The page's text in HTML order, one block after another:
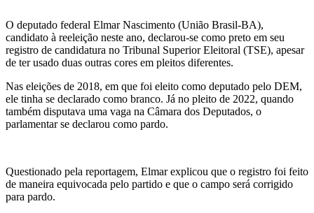
O deputado federal Elmar Nascimento (União Brasil-BA),
candidato à reeleição neste ano, declarou-se como preto em seu
registro de candidatura no Tribunal Superior Eleitoral (TSE), apesar
de ter usado duas outras cores em pleitos diferentes.
Nas eleições de 2018, em que foi eleito como deputado pelo DEM,
ele tinha se declarado como branco. Já no pleito de 2022, quando
também disputava uma vaga na Câmara dos Deputados, o
parlamentar se declarou como pardo.
Questionado pela reportagem, Elmar explicou que o registro foi feito
de maneira equivocada pelo partido e que o campo será corrigido
para pardo.